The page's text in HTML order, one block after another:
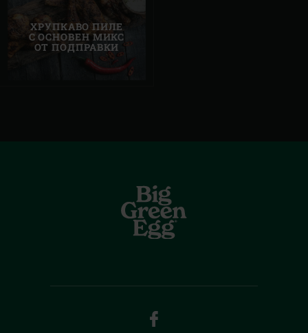
ХРУПКАВО ПИЛЕ
С ОСНОВЕН МИКС
ОТ ПОДПРАВКИ
FACEBOOK